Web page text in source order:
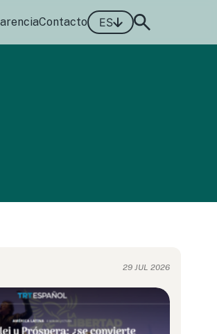
Contacto ES
29 JUL 2026